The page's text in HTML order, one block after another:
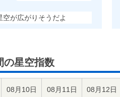
空が広がりそうだよ
の星空指数
08月10日
08月11日
08月12日